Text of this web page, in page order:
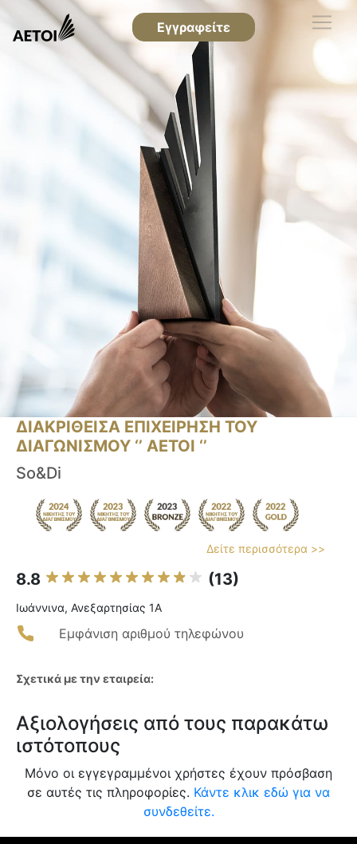
Εγγραφείτε
ΔΙΑΚΡΙΘΕΙΣΑ ΕΠΙΧΕΙΡΗΣΗ ΤΟΥ
ΔΙΑΓΩΝΙΣΜΟΥ ‘’ ΑΕΤΟΙ ‘’
So&Di
Δείτε περισσότερα >>
8.8 (13)
Ιωάννινα, Ανεξαρτησίας 1Α
Εμφάνιση αριθμού τηλεφώνου
Σχετικά με την εταιρεία:
Αξιολογήσεις από τους παρακάτω
ιστότοπους
Μόνο οι εγγεγραμμένοι χρήστες έχουν πρόσβαση
σε αυτές τις πληροφορίες. Κάντε κλικ εδώ για να
συνδεθείτε.